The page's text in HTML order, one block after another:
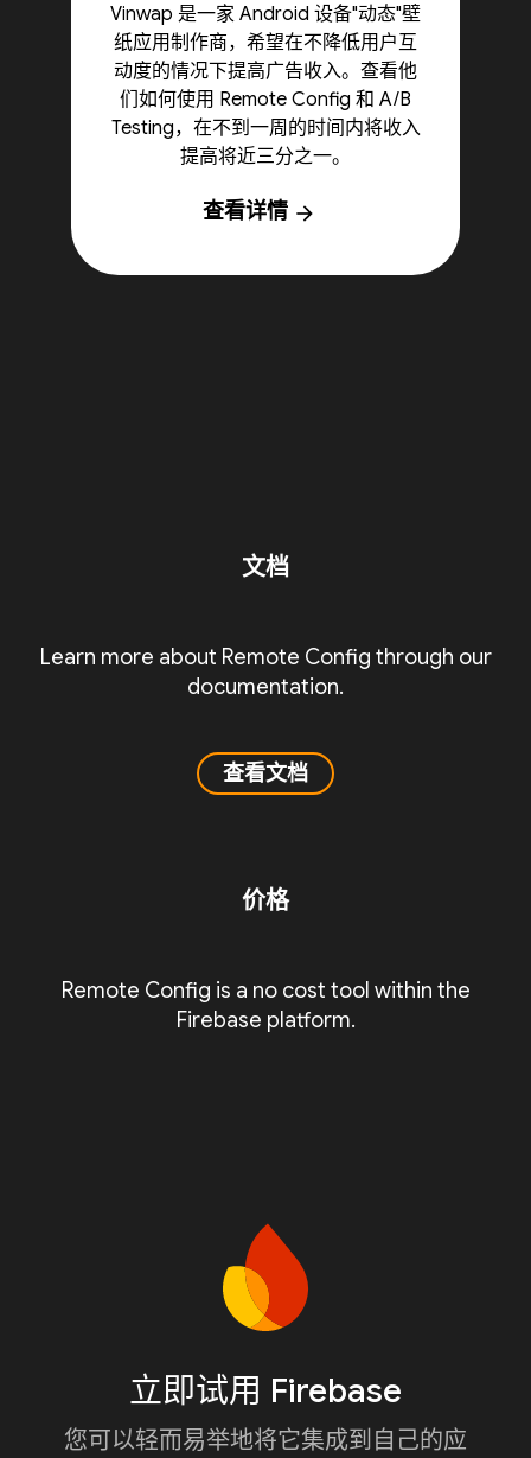
Vinwap 是一家 Android 设备"动态"壁
纸应用制作商，希望在不降低用户互
动度的情况下提高广告收入。查看他
们如何使用 Remote Config 和 A/B
Testing，在不到一周的时间内将收入
提高将近三分之一。
查看详情 arrow_forward
文档
Learn more about Remote Config through our
documentation.
查看文档
价格
Remote Config is a no cost tool within the
Firebase platform.
立即试用 Firebase
您可以轻而易举地将它集成到自己的应